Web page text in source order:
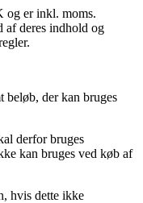
og er inkl. moms.
af deres indhold og
beløb, der kan bruges
derfor bruges
kan bruges ved køb af
hvis dette ikke